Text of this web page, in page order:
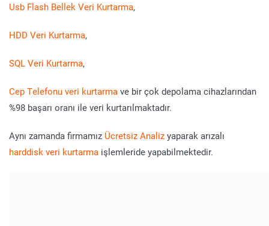
Usb Flash Bellek Veri Kurtarma,
HDD Veri Kurtarma,
SQL Veri Kurtarma,
Cep Telefonu veri kurtarma ve bir çok depolama cihazlarından
%98 başarı oranı ile veri kurtarılmaktadır.
Aynı zamanda firmamız Ücretsiz Analiz yaparak arızalı
harddisk veri kurtarma işlemleride yapabilmektedir.